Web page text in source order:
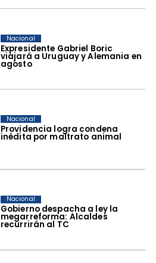
Expresidente Gabriel Boric
viajará a Uruguay y Alemania en
agosto
Nacional
Providencia logra condena
inédita por maltrato animal
Nacional
Gobierno despacha a ley la
megarreforma: Alcaldes
recurrirán al TC
Nacional